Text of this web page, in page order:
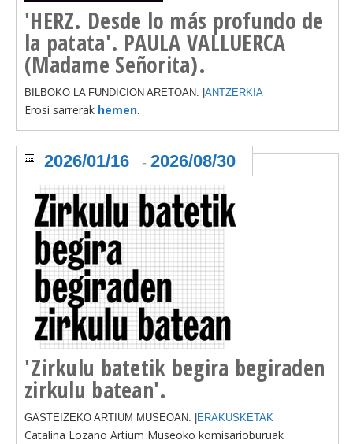
'HERZ. Desde lo más profundo de
la patata'. PAULA VALLUERCA
(Madame Señorita).
BILBOKO LA FUNDICION ARETOAN. | ANTZERKIA
Erosi sarrerak hemen.
'Zirkulu batetik begira begiraden
zirkulu batean'.
2026/01/16 - 2026/08/30
GASTEIZEKO ARTIUM MUSEOAN. | ERAKUSKETAK
Catalina Lozano Artium Museoko komisarioburuak